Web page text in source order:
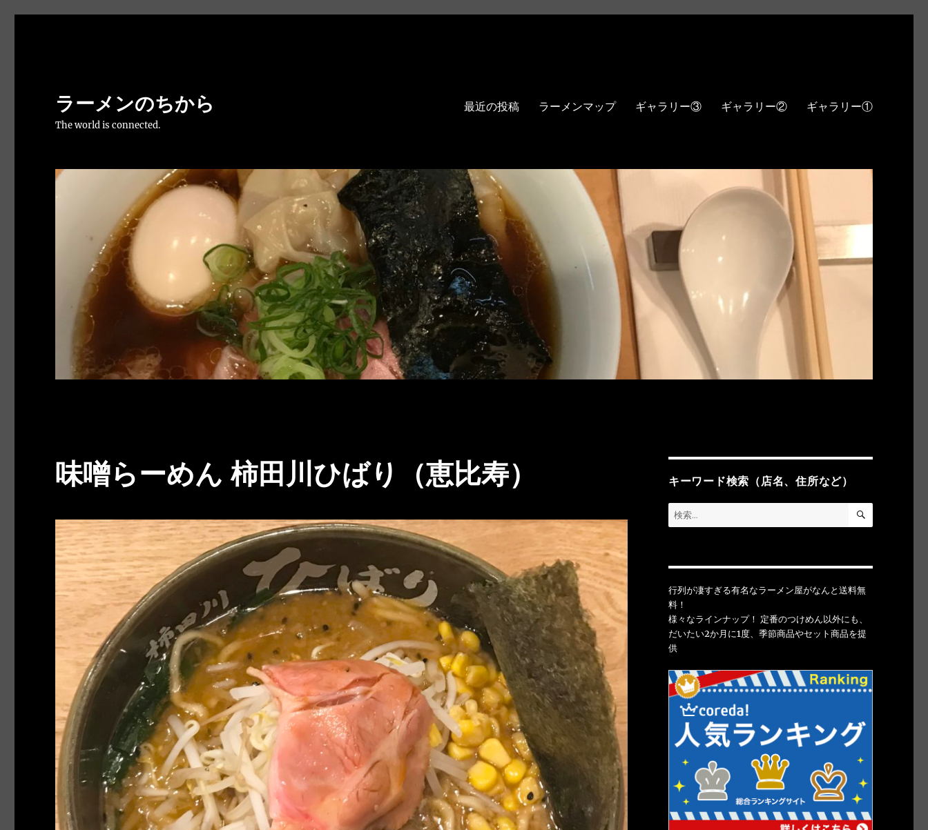
ラーメンのちから
The world is connected.
最近の投稿 ラーメンマップ ギャラリー③ ギャラリー② ギャラリー①
味噌らーめん 柿田川ひばり（恵比寿） キーワード検索（店名、住所など）
検
索:
検
行列が凄すぎる有名なラーメン屋がなんと送料無
料！
様々なラインナップ！ 定番のつけめん以外にも、
だいたい2か月に1度、季節商品やセット商品を提
供